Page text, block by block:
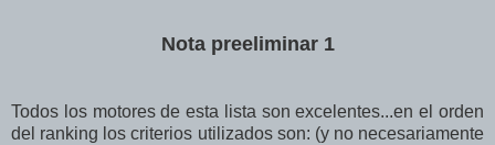
Nota preeliminar 1
Todos los motores de esta lista son excelentes...en el orden
del ranking los criterios utilizados son: (y no necesariamente